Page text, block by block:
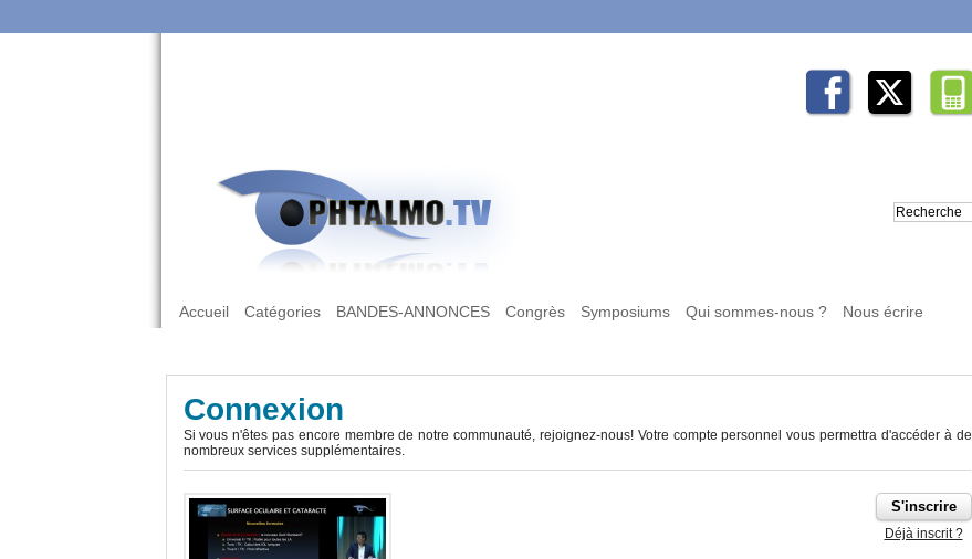
Accueil Catégories BANDES-ANNONCES Congrès Symposiums Qui sommes-nous ? Nous écrire
Connexion
Si vous n'êtes pas encore membre de notre communauté, rejoignez-nous! Votre compte personnel vous permettra d'accéder à de
nombreux services supplémentaires.
Déjà inscrit ?